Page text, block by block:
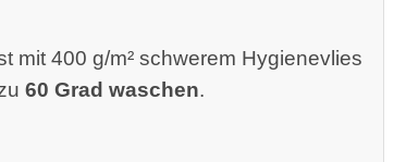
mit 400 g/m² schwerem Hygienevlies
60 Grad waschen.